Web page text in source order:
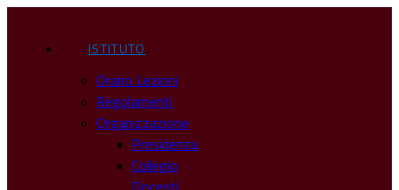
ISTITUTO
Orario Lezioni
Regolamenti
Organizzazione
Presidenza
Collegio